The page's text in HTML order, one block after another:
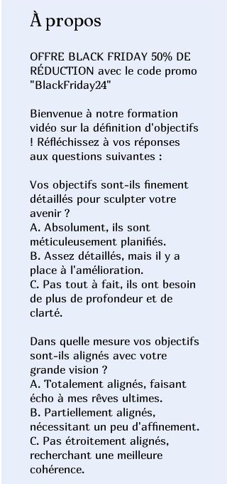
À propos
OFFRE BLACK FRIDAY 50% DE
RÉDUCTION avec le code promo
"BlackFriday24"
Bienvenue à notre formation
vidéo sur la définition d'objectifs
! Réfléchissez à vos réponses
aux questions suivantes :
Vos objectifs sont-ils finement
détaillés pour sculpter votre
avenir ?
A. Absolument, ils sont
méticuleusement planifiés.
B. Assez détaillés, mais il y a
place à l'amélioration.
C. Pas tout à fait, ils ont besoin
de plus de profondeur et de
clarté.
Dans quelle mesure vos objectifs
sont-ils alignés avec votre
grande vision ?
A. Totalement alignés, faisant
écho à mes rêves ultimes.
B. Partiellement alignés,
nécessitant un peu d'affinement.
C. Pas étroitement alignés,
recherchant une meilleure
cohérence.